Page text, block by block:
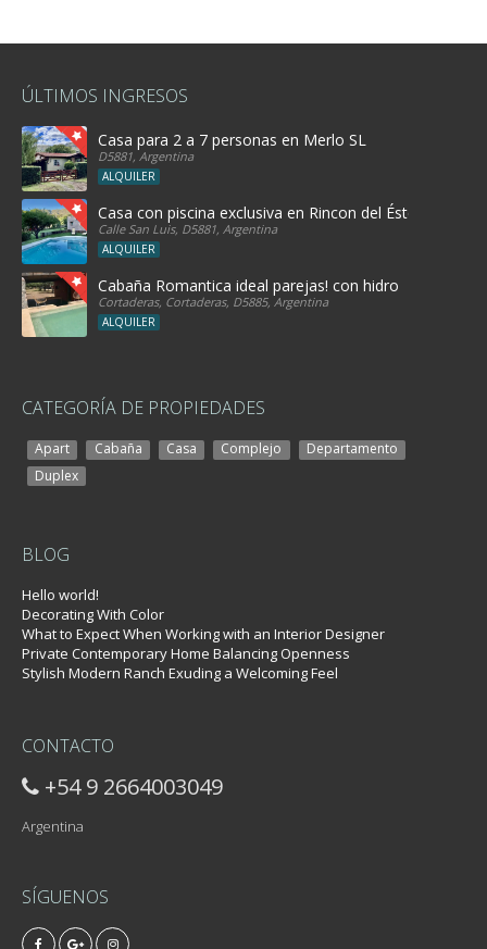
ÚLTIMOS INGRESOS
Casa para 2 a 7 personas en Merlo SL
D5881, Argentina
ALQUILER
Casa con piscina exclusiva en Rincon del Éste
Calle San Luis, D5881, Argentina
ALQUILER
Cabaña Romantica ideal parejas! con hidro
Cortaderas, Cortaderas, D5885, Argentina
ALQUILER
CATEGORÍA DE PROPIEDADES
Apart Cabaña Casa Complejo
Departamento
Duplex
BLOG
Hello world!
Decorating With Color
What to Expect When Working with an Interior Designer
Private Contemporary Home Balancing Openness
Stylish Modern Ranch Exuding a Welcoming Feel
CONTACTO
+54 9 2664003049
Argentina
SÍGUENOS